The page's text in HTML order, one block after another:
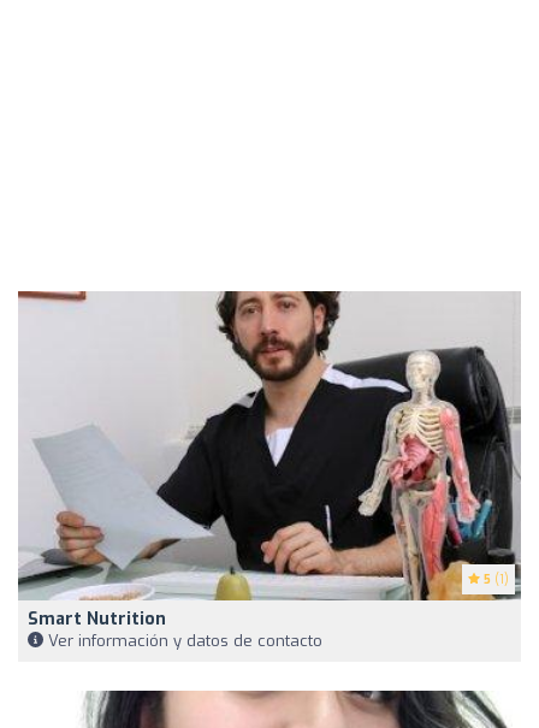
5 (1)
Smart Nutrition
Ver información y datos de contacto